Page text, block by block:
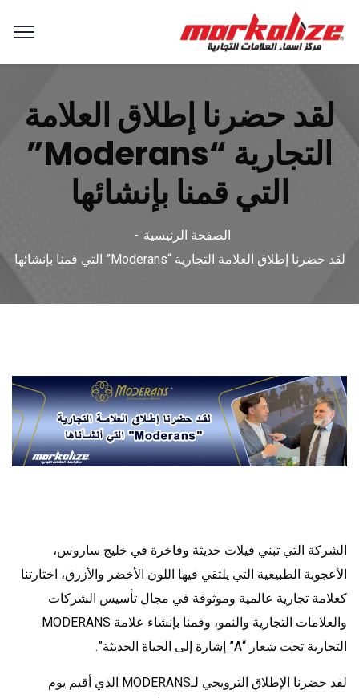
لقد حضرنا إطلاق العلامة
التجارية “Moderans”
التي قمنا بإنشائها
الصفحة الرئيسية
لقد حضرنا إطلاق العلامة التجارية “Moderans” التي قمنا بإنشائها
الشركة التي تبني فيلات حديثة وفاخرة في خليج ساروس،
الأعجوبة الطبيعية التي يلتقي فيها اللون الأخضر والأزرق، اختارتنا
كعلامة تجارية عالمية وموثوقة في مجال تأسيس الشركات
والعلامات التجارية والنمو، وقمنا بإنشاء علامة MODERANS
التجارية تحت شعار “A” إشارة إلى الحياة الحديثة”.
لقد حضرنا الإطلاق الترويجي لـMODERANS الذي أقيم يوم